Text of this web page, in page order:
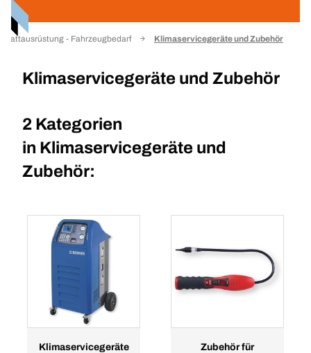
- Fahrzeugbedarf Klimaservicegeräte und Zubehör
Klimaservicegeräte und Zubehör
2 Kategorien
in Klimaservicegeräte und
Zubehör:
Klimaservicegeräte
Zubehör für